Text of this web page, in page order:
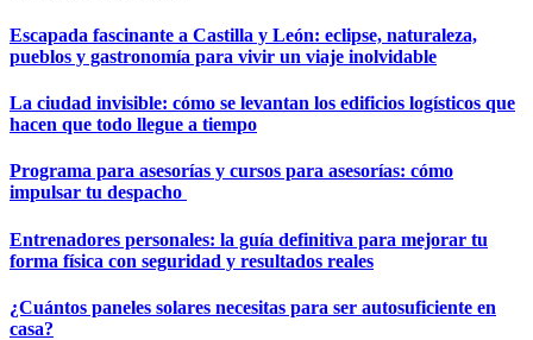
Escapada fascinante a Castilla y León: eclipse, naturaleza,
pueblos y gastronomía para vivir un viaje inolvidable
La ciudad invisible: cómo se levantan los edificios logísticos que
hacen que todo llegue a tiempo
Programa para asesorías y cursos para asesorías: cómo
impulsar tu despacho
Entrenadores personales: la guía definitiva para mejorar tu
forma física con seguridad y resultados reales
¿Cuántos paneles solares necesitas para ser autosuficiente en
casa?